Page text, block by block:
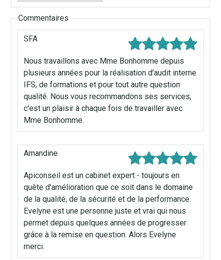
Commentaires
SFA
Nous travaillons avec Mme Bonhomme depuis
plusieurs années pour la réalisation d'audit interne
IFS, de formations et pour tout autre question
qualité. Nous vous recommandons ses services,
c'est un plaisir à chaque fois de travailler avec
Mme Bonhomme.
Amandine
Apiconseil est un cabinet expert - toujours en
quête d'amélioration que ce soit dans le domaine
de la qualité, de la sécurité et de la performance.
Evelyne est une personne juste et vrai qui nous
permet depuis quelques années de progresser
grâce à la remise en question. Alors Evelyne
merci.